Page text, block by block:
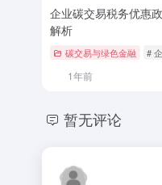
企业碳交易税务优惠
解析
碳交易与绿色金融 #
1年前
暂无评论